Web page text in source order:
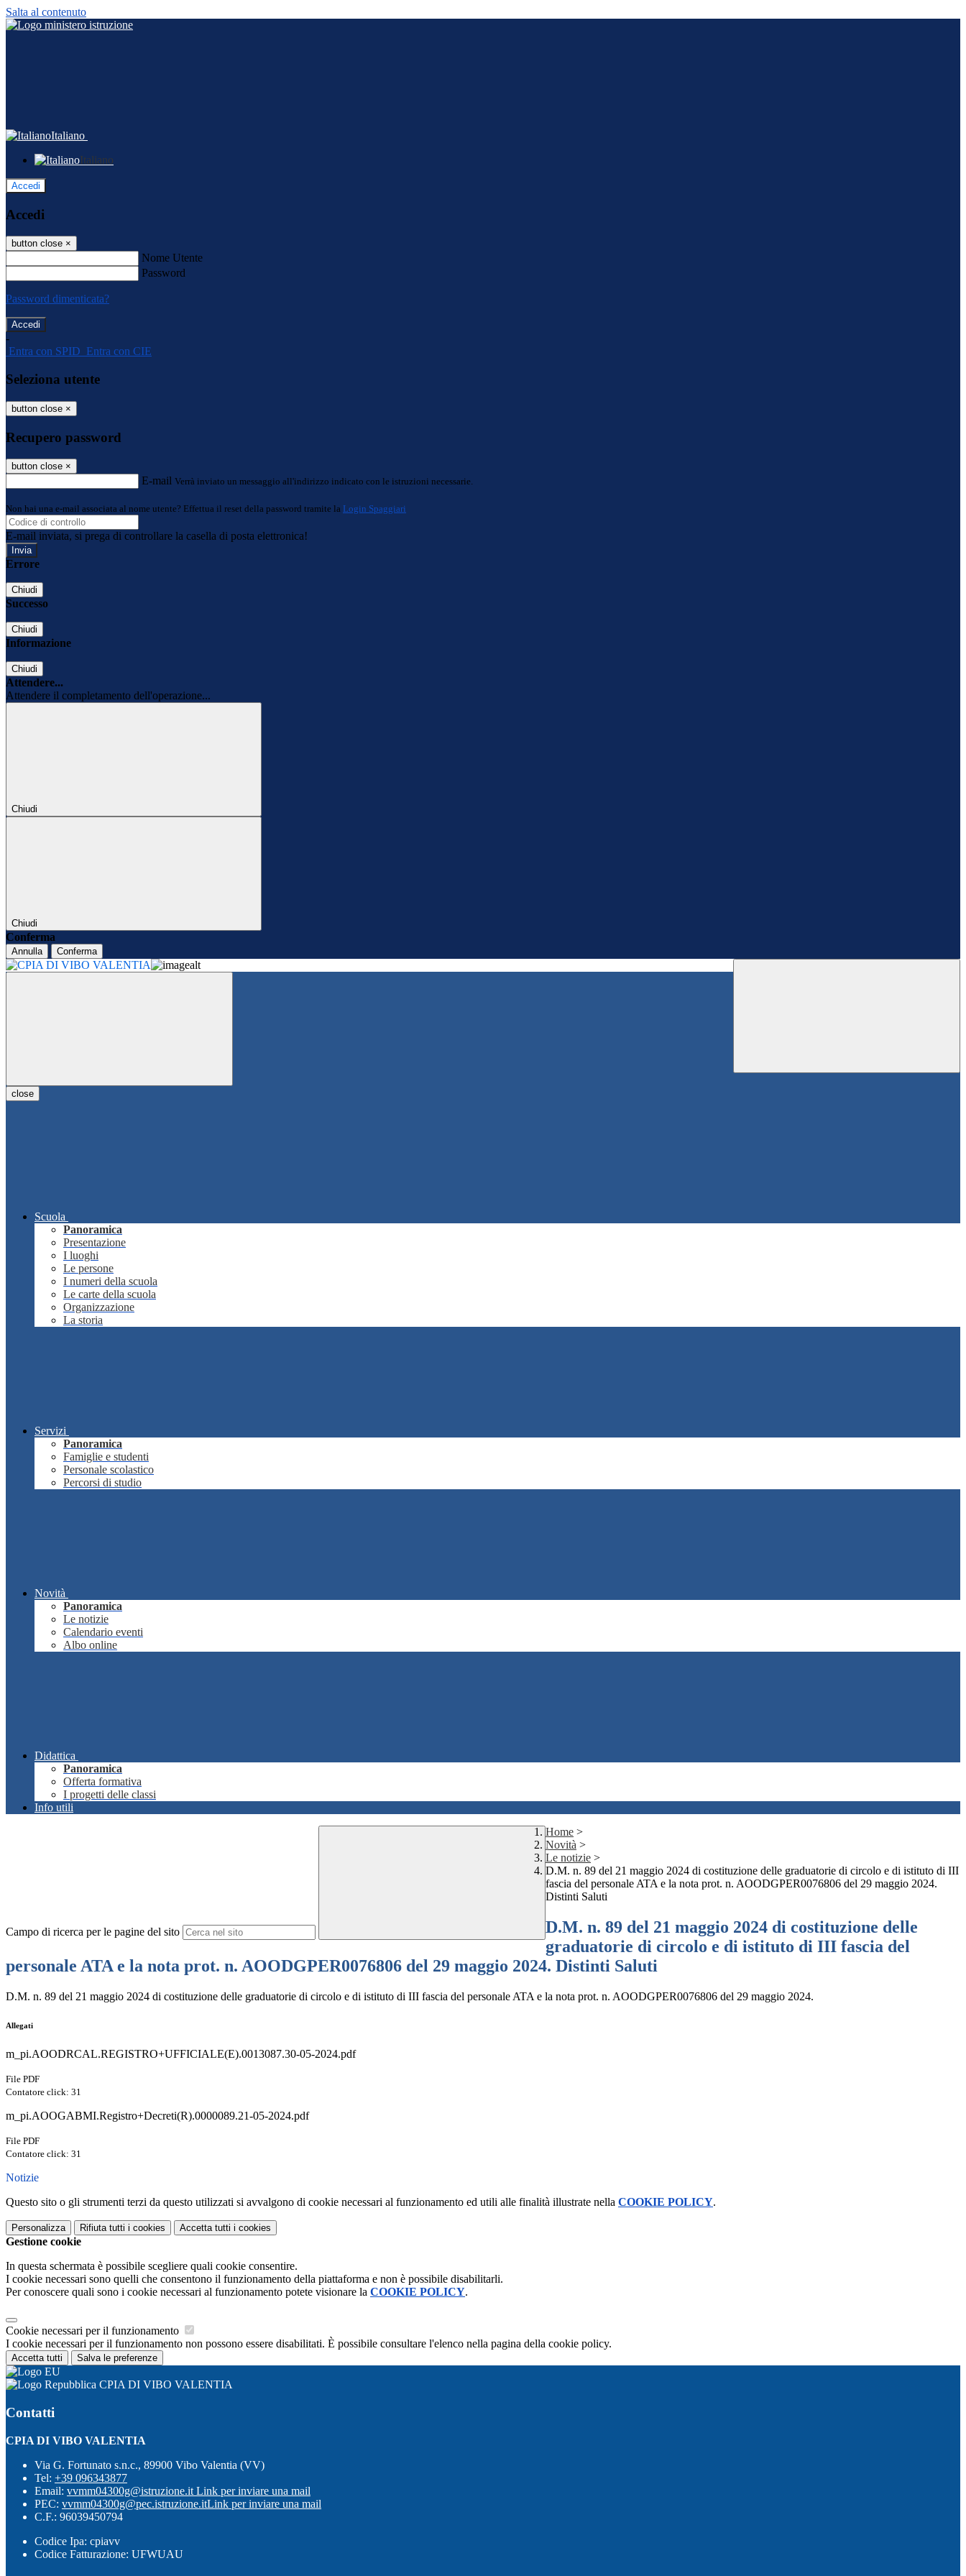
Salta al contenuto
Italiano
Italiano
Accedi
Accedi
button close ×
Nome Utente
Password
Password dimenticata?
-
Entra con SPID Entra con CIE
Seleziona utente
button close ×
Recupero password
button close ×
E-mail Verrà inviato un messaggio all'indirizzo indicato con le istruzioni necessarie.
Non hai una e-mail associata al nome utente? Effettua il reset della password tramite la Login Spaggiari
E-mail inviata, si prega di controllare la casella di posta elettronica!
Errore
Chiudi
Successo
Chiudi
Informazione
Chiudi
Attendere...
Attendere il completamento dell'operazione...
Chiudi
Chiudi
Conferma
Annulla Conferma
close
Scuola
Panoramica
Presentazione
I luoghi
Le persone
I numeri della scuola
Le carte della scuola
Organizzazione
La storia
Servizi
Panoramica
Famiglie e studenti
Personale scolastico
Percorsi di studio
Novità
Panoramica
Le notizie
Calendario eventi
Albo online
Didattica
Panoramica
Offerta formativa
I progetti delle classi
Info utili
Campo di ricerca per le pagine del sito
Home >
Novità >
Le notizie >
D.M. n. 89 del 21 maggio 2024 di costituzione delle graduatorie di circolo e di istituto di III
fascia del personale ATA e la nota prot. n. AOODGPER0076806 del 29 maggio 2024.
Distinti Saluti
D.M. n. 89 del 21 maggio 2024 di costituzione delle
graduatorie di circolo e di istituto di III fascia del
personale ATA e la nota prot. n. AOODGPER0076806 del 29 maggio 2024. Distinti Saluti
D.M. n. 89 del 21 maggio 2024 di costituzione delle graduatorie di circolo e di istituto di III fascia del personale ATA e la nota prot. n. AOODGPER0076806 del 29 maggio 2024.
Allegati
m_pi.AOODRCAL.REGISTRO+UFFICIALE(E).0013087.30-05-2024.pdf
File PDF
Contatore click: 31
m_pi.AOOGABMI.Registro+Decreti(R).0000089.21-05-2024.pdf
File PDF
Contatore click: 31
Notizie
Questo sito o gli strumenti terzi da questo utilizzati si avvalgono di cookie necessari al funzionamento ed utili alle finalità illustrate nella COOKIE POLICY.
Personalizza Rifiuta tutti i cookies Accetta tutti i cookies
Gestione cookie
In questa schermata è possibile scegliere quali cookie consentire.
I cookie necessari sono quelli che consentono il funzionamento della piattaforma e non è possibile disabilitarli.
Per conoscere quali sono i cookie necessari al funzionamento potete visionare la COOKIE POLICY.
Cookie necessari per il funzionamento
I cookie necessari per il funzionamento non possono essere disabilitati. È possibile consultare l'elenco nella pagina della cookie policy.
Accetta tutti Salva le preferenze
CPIA DI VIBO VALENTIA
Contatti
CPIA DI VIBO VALENTIA
Via G. Fortunato s.n.c., 89900 Vibo Valentia (VV)
Tel: +39 096343877
Email: vvmm04300g@istruzione.it Link per inviare una mail
PEC: vvmm04300g@pec.istruzione.itLink per inviare una mail
C.F.: 96039450794
Codice Ipa: cpiavv
Codice Fatturazione: UFWUAU